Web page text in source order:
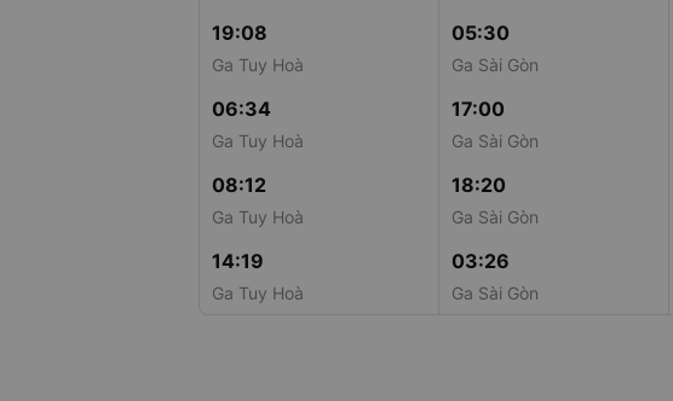
19:08
Ga Tuy Hoà
05:30
Ga Sài Gòn
06:34
Ga Tuy Hoà
17:00
Ga Sài Gòn
08:12
Ga Tuy Hoà
18:20
Ga Sài Gòn
14:19
Ga Tuy Hoà
03:26
Ga Sài Gòn